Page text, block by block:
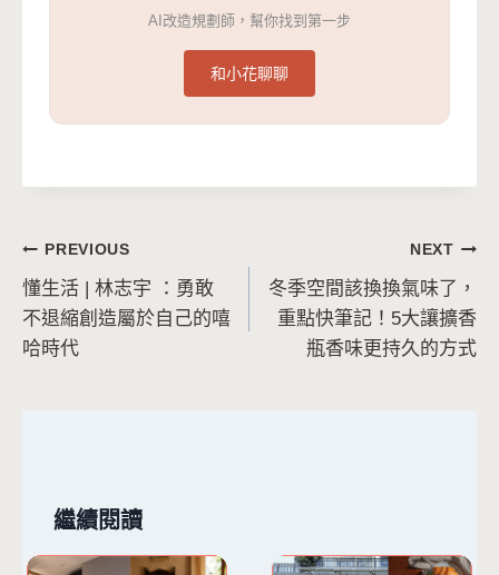
AI改造規劃師，幫你找到第一步
和小花聊聊
文
章
導
PREVIOUS
懂生活 | 林志宇 ：勇敢
不退縮創造屬於自己的嘻
哈時代
NEXT
冬季空間該換換氣味了，
重點快筆記！5大讓擴香
瓶香味更持久的方式
繼續閱讀